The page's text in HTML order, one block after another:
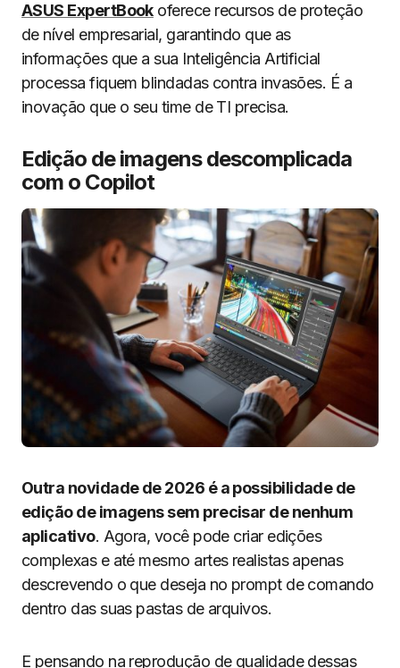
ASUS ExpertBookoferece recursos de proteção
de nível empresarial, garantindo que as
informações que a sua Inteligência Artificial
processa fiquem blindadas contra invasões. É a
inovação que o seu time de TI precisa.
Edição de imagens descomplicada
com o Copilot
Outra novidade de 2026 é a possibilidade de
edição de imagens sem precisar de nenhum
aplicativo. Agora, você pode criar edições
complexas e até mesmo artes realistas apenas
descrevendo o que deseja no prompt de comando
dentro das suas pastas de arquivos.
E pensando na reprodução de qualidade dessas